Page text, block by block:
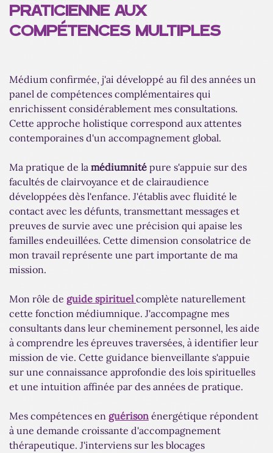
PRATICIENNE AUX
COMPÉTENCES MULTIPLES
Médium confirmée, j'ai développé au fil des années un
panel de compétences complémentaires qui
enrichissent considérablement mes consultations.
Cette approche holistique correspond aux attentes
contemporaines d'un accompagnement global.
Ma pratique de la médiumnité pure s'appuie sur des
facultés de clairvoyance et de clairaudience
développées dès l'enfance. J'établis avec fluidité le
contact avec les défunts, transmettant messages et
preuves de survie avec une précision qui apaise les
familles endeuillées. Cette dimension consolatrice de
mon travail représente une part importante de ma
mission.
Mon rôle de guide spirituel complète naturellement
cette fonction médiumnique. J'accompagne mes
consultants dans leur cheminement personnel, les aide
à comprendre les épreuves traversées, à identifier leur
mission de vie. Cette guidance bienveillante s'appuie
sur une connaissance approfondie des lois spirituelles
et une intuition affinée par des années de pratique.
Mes compétences en guérison énergétique répondent
à une demande croissante d'accompagnement
thérapeutique. J'interviens sur les blocages